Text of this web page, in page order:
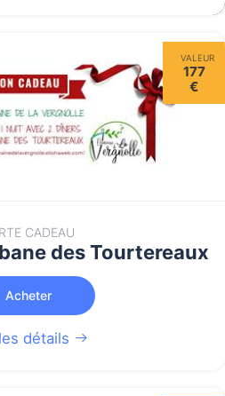
VALEUR
177
€
CADEAU
des Tourtereaux
Acheter
détails